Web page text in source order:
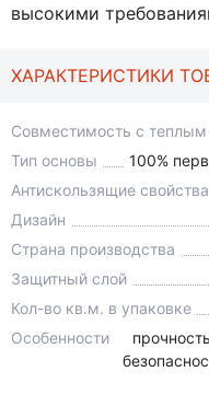
высокими
ХАРАКТЕРИСТИКИ
Совместимость с
Тип основы
100%
Антискользящие свойства
Дизайн
Страна производства
Защитный слой
Кол-во кв.м. в упаковке
Особенности